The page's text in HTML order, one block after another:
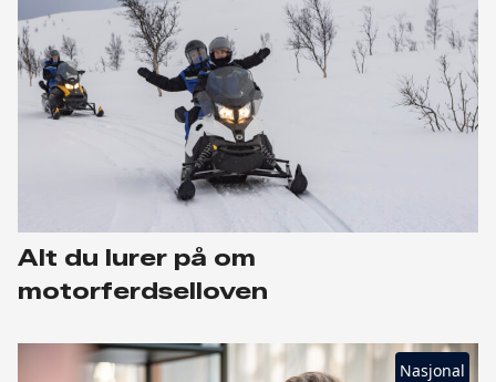
Alt du lurer på om
motorferdselloven
Nasjonal